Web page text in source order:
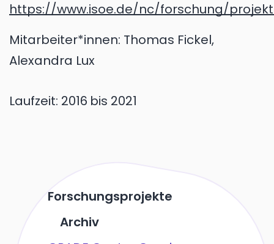
https://www.isoe.de/nc/forschung/
Mitarbeiter*innen: Thomas Fickel,
Alexandra Lux
Laufzeit: 2016 bis 2021
Forschungsprojekte
Archiv